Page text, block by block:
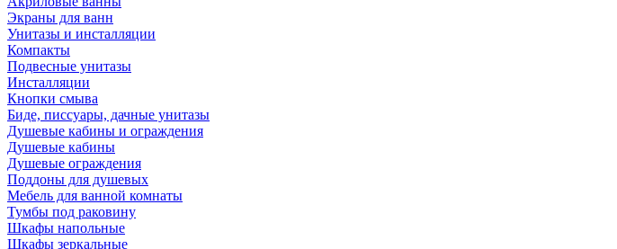
Экраны для ванн
Унитазы и инсталляции
Компакты
Подвесные унитазы
Инсталляции
Кнопки смыва
Биде, писсуары, дачные унитазы
Душевые кабины и ограждения
Душевые кабины
Душевые ограждения
Поддоны для душевых
Мебель для ванной комнаты
Тумбы под раковину
Шкафы напольные
Шкафы зеркальные